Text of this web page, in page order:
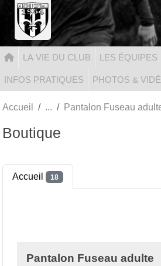
LA VIE DU CLUB LES ÉQUIPES
INFOS PRATIQUES PHOTOS &
Accueil Pantalon Fuseau
Boutique
Accueil 18
Pantalon Fuseau adulte
Panneau de gestion des cookies